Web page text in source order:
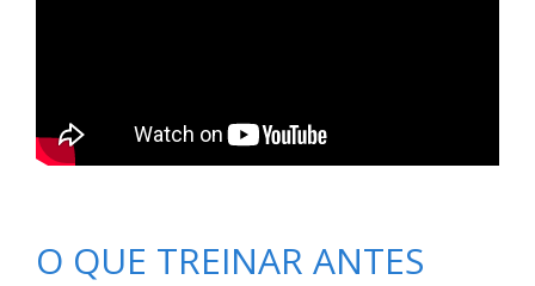
O QUE TREINAR ANTES